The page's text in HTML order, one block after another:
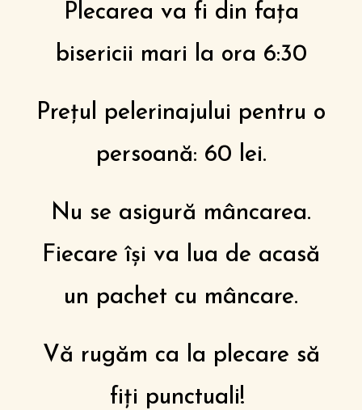
Plecarea va fi din fața
bisericii mari la ora 6:30
Prețul pelerinajului pentru o
persoană: 60 lei.
Nu se asigură mâncarea.
Fiecare își va lua de acasă
un pachet cu mâncare.
Vă rugăm ca la plecare să
fiți punctuali!